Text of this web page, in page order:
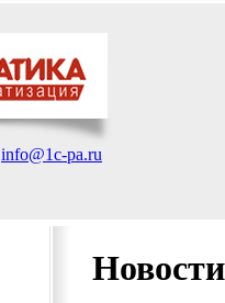
info@1c-pa.ru